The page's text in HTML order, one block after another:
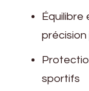
précision
sportifs